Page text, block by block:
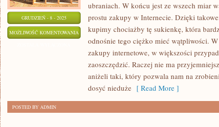
GRUDZIEŃ - 8 - 2025
MOŻLIWOŚĆ KOMENTOWANIA
ROBIĆ,
PIĘKNIE
UBIERAĆ?
ubraniach. W końcu jest ze wszech miar
prostu zakupy w Internecie. Dzięki
kupimy chociażby tę sukienkę, która
odnośnie tego ciężko mieć wątpliwości.
zakupy internetowe, w większości
zaoszczędzić. Raczej nie ma
aniżeli taki, który pozwala nam na
dosyć nieduże [ Read More ]
POSTED BY ADMIN